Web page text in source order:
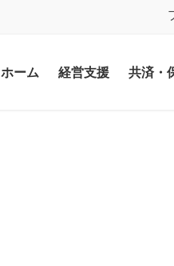
ホーム 経営支援 共済・